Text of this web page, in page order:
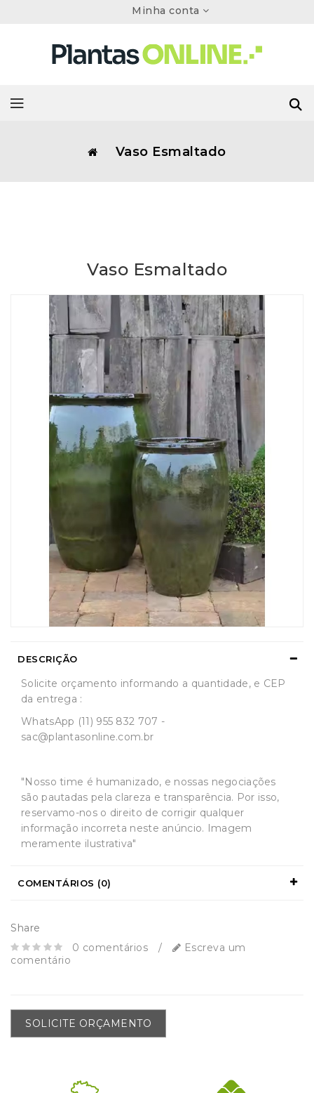
Minha conta
Vaso Esmaltado
Vaso Esmaltado
DESCRIÇÃO
Solicite orçamento informando a quantidade, e CEP
da entrega :
WhatsApp (11) 955 832 707 -
sac@plantasonline.com.br
"Nosso time é humanizado, e nossas negociações
são pautadas pela clareza e transparência. Por isso,
reservamo-nos o direito de corrigir qualquer
informação incorreta neste anúncio. Imagem
meramente ilustrativa"
COMENTÁRIOS (0)
Share
0 comentários
/
Escreva um
comentário
SOLICITE ORÇAMENTO